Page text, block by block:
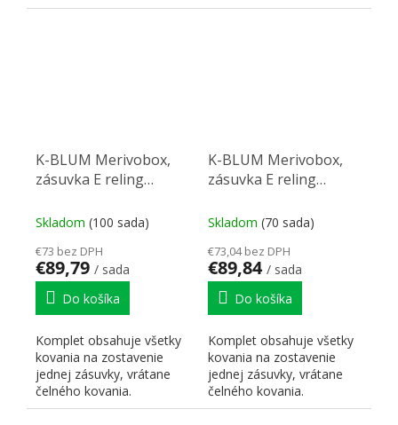
K-BLUM Merivobox,
zásuvka E reling
skrutka, drez
Skladom (100 sada)
€73 bez DPH
€89,79 / sada
Do košíka
Komplet obsahuje všetky
kovania na zostavenie
jednej zásuvky, vrátane
čelného kovania.
K-BLUM Merivobox,
zásuvka E reling
Inserta, drez
Skladom (70 sada)
€73,04 bez DPH
€89,84 / sada
Do košíka
Komplet obsahuje všetky
kovania na zostavenie
jednej zásuvky, vrátane
čelného kovania.